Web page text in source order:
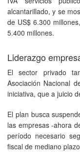
alcantarillado, y se
de US$ 6.300
5.400 millones.
Liderazgo
El sector privado
Asociación Nacional
iniciativa, que a juicio
El plan busca
las empresas -ahora
período necesario
fiscal de mediano